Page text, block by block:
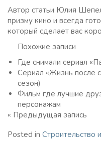
Автор статьи Юлия
призму кино и всегда
который сделает вас
Похожие записи
Где снимали сериал
Сериал «Жизнь после
сезон)
Фильм где лучшие
персонажам
« Предыдущая запись
Posted in Строительство